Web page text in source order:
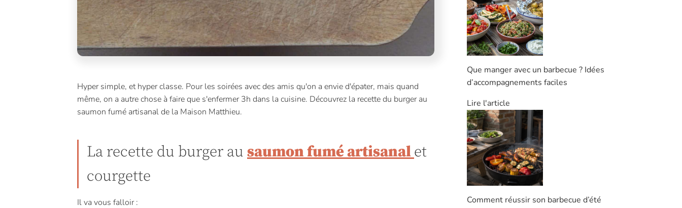
Hyper simple, et hyper classe. Pour les soirées avec des amis qu'on a envie d'épater, mais quand
même, on a autre chose à faire que s'enfermer 3h dans la cuisine. Découvrez la recette du burger au
saumon fumé artisanal de la Maison Matthieu.
La recette du burger au saumon fumé artisanalet
courgette
Il va vous falloir :
Que manger avec un barbecue ? Idées
d’accompagnements faciles
Lire l'article
Comment réussir son barbecue d’été